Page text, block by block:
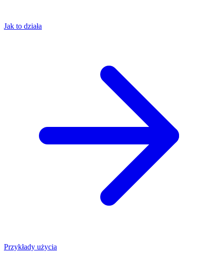
Jak to działa
Przykłady użycia